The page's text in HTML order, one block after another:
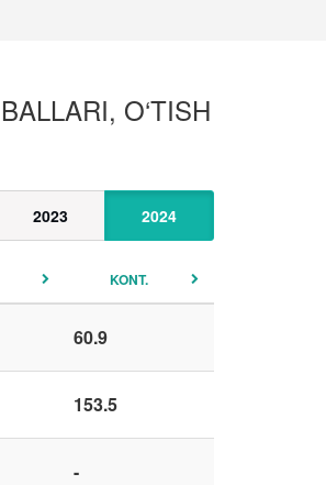
O‘TISH
2023 2024
KONT.
60.9
153.5
-